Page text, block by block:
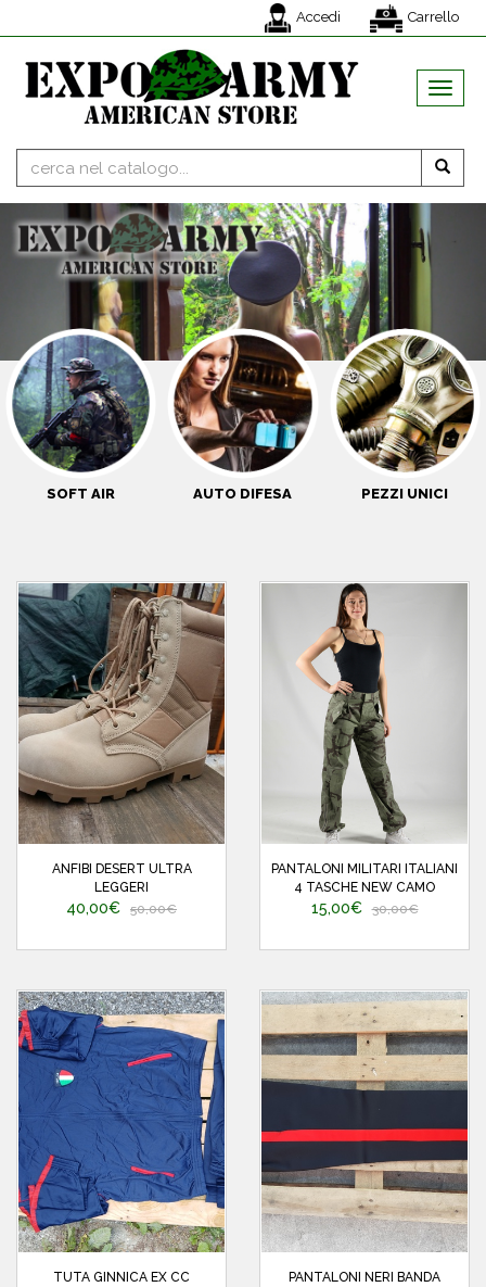
Accedi Carrello
MENU
SOFT AIR AUTO DIFESA PEZZI UNICI
ANFIBI DESERT ULTRA
LEGGERI
40,00€ 50,00€
PANTALONI MILITARI ITALIANI
4 TASCHE NEW CAMO
15,00€ 30,00€
TUTA GINNICA EX CC
PANTALONI NERI BANDA